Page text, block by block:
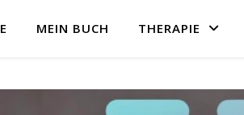
MEIN BUCH THERAPIE